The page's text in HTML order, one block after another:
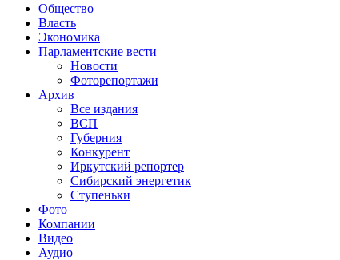
Общество
Власть
Экономика
Парламентские вести
Новости
Фоторепортажи
Архив
Все издания
ВСП
Губерния
Конкурент
Иркутский репортер
Сибирский энергетик
Ступеньки
Фото
Компании
Видео
Аудио